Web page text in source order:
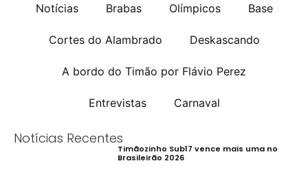
Notícias Brabas Olímpicos Base
Cortes do Alambrado Deskascando
A bordo do Timão por Flávio Perez
Entrevistas Carnaval
Notícias Recentes
Timãozinho Sub17 vence mais uma no
Brasileirão 2026